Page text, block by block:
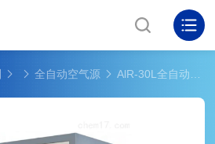
全自动空气源 AlR-30L全自动空气源